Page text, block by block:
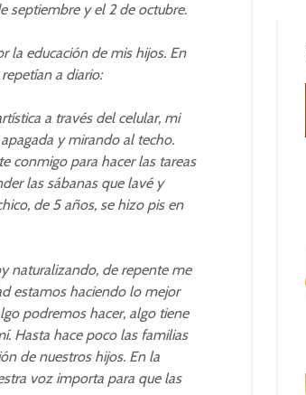
septiembre y el 2 de octubre.
la educación de mis hijos. En
a diario:
a través del celular, mi
y mirando al techo.
conmigo para hacer las tareas
las sábanas que lavé y
de 5 años, se hizo pis en
naturalizando, de repente me
estamos haciendo lo mejor
podremos hacer, algo tiene
Hasta hace poco las familias
de nuestros hijos. En la
voz importa para que las